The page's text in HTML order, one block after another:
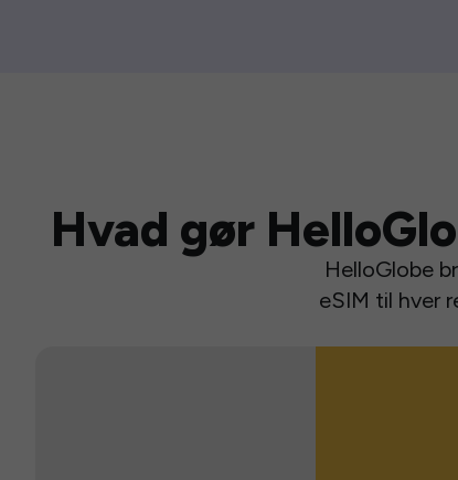
Hvad gør
HelloGlobe
eSIM til hver